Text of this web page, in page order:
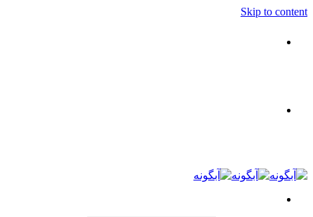
Skip to content